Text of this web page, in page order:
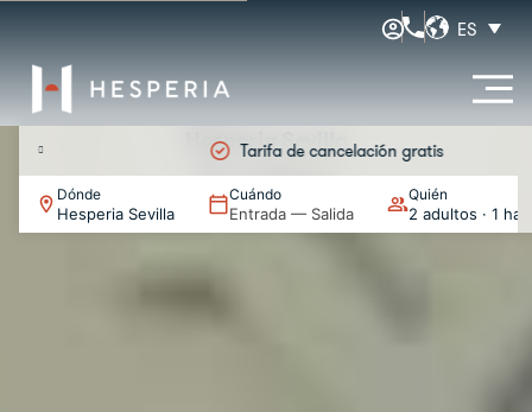
ES
Tarifa de cancelación gratis
Dónde
Hesperia Sevilla
Cuándo
Entrada — Salida
Quién
2 adultos · 1
Hesperia Sevilla
Eventos